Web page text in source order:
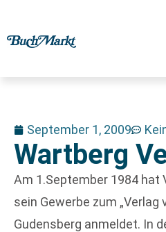
September 1, 2009
Wartberg
Am 1.September 1984 hat
sein Gewerbe zum „Verlag
Gudensberg anmeldet. In